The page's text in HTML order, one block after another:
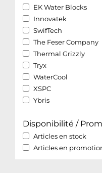
EK Water Blocks
Innovatek
SwifTech
The Feser Company
Thermal Grizzly
Tryx
WaterCool
XSPC
Ybris
Disponibilité /
Articles en stock
Articles en